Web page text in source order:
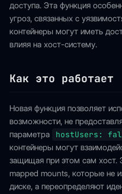
доступа. Эта функция
угроз, связанных с
контейнеры могут иметь
влияя на хост-систему.
Как это работает
Новая функция позволяет
возможности, не
параметра
hostUsers:
контейнеры могут
защищая при этом сам хост.
mapped mounts, которые не
диске, а переопределяют